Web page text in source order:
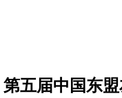
第五届中国东